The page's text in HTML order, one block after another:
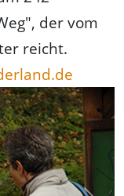
der vom
reicht.